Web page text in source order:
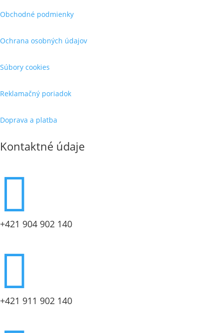
Obchodné podmienky
Ochrana osobných údajov
Súbory cookies
Reklamačný poriadok
Doprava a platba
Kontaktné údaje

+421 904 902 140

+421 911 902 140